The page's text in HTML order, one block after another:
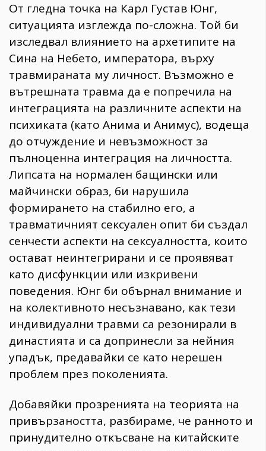
От гледна точка на Карл Густав Юнг,
ситуацията изглежда по-сложна. Той би
изследвал влиянието на архетипите на
Сина на Небето, императора, върху
травмираната му личност. Възможно е
вътрешната травма да е попречила на
интеграцията на различните аспекти на
психиката (като Анима и Анимус), водеща
до отчуждение и невъзможност за
пълноценна интеграция на личността.
Липсата на нормален бащински или
майчински образ, би нарушила
формирането на стабилно его, а
травматичният сексуален опит би създал
сенчести аспекти на сексуалността, които
остават неинтегрирани и се проявяват
като дисфункции или изкривени
поведения. Юнг би обърнал внимание и
на колективното несъзнавано, как тези
индивидуални травми са резонирали в
династията и са допринесли за нейния
упадък, предавайки се като нерешен
проблем през поколенията.
Добавяйки прозренията на теорията на
привързаността, разбираме, че ранното и
принудително откъсване на китайските